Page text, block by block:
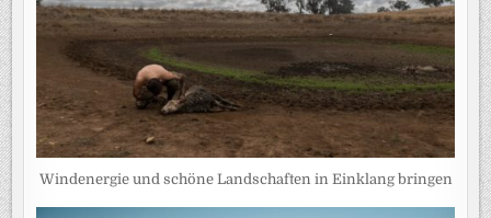
Windenergie und schöne Landschaften in Einklang bringen